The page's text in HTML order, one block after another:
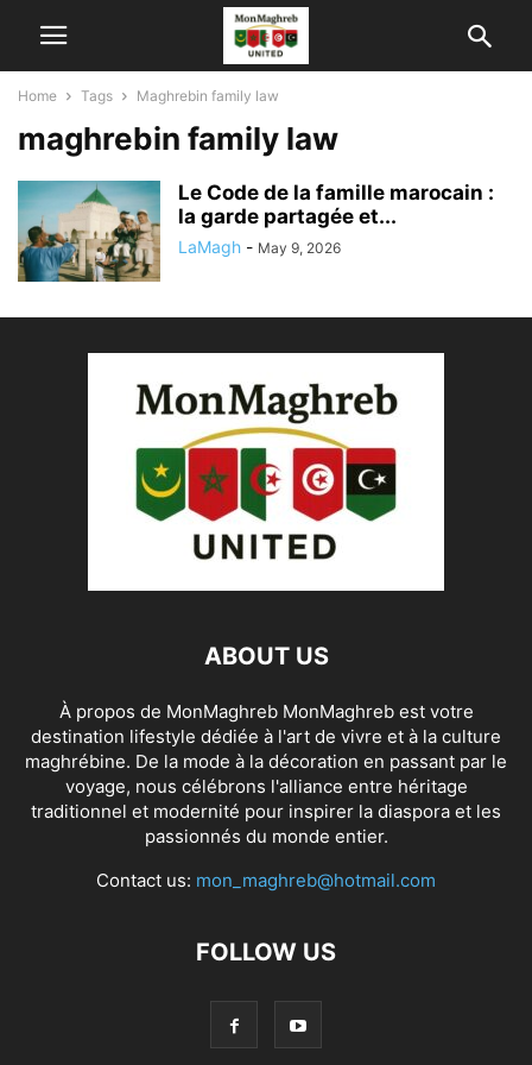
Home Tags Maghrebin family law
maghrebin family law
Le Code de la famille marocain :
la garde partagée et...
LaMagh - May 9, 2026
ABOUT US
À propos de MonMaghreb MonMaghreb est votre
destination lifestyle dédiée à l'art de vivre et à la culture
maghrébine. De la mode à la décoration en passant par le
voyage, nous célébrons l'alliance entre héritage
traditionnel et modernité pour inspirer la diaspora et les
passionnés du monde entier.
Contact us: mon_maghreb@hotmail.com
FOLLOW US